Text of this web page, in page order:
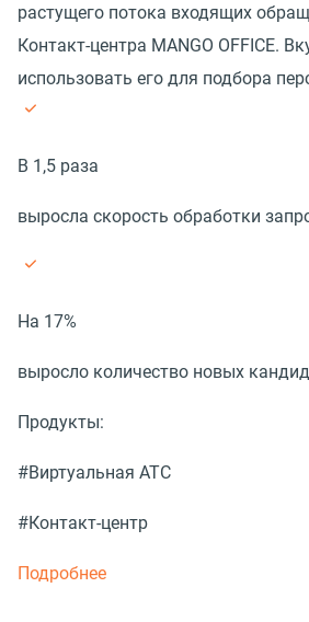
растущего потока входящих
Контакт-центра MANGO OFFICE.
использовать его для подбора
В 1,5 раза
выросла скорость обработки
На 17%
выросло количество новых
Продукты:
#Виртуальная АТС
#Контакт-центр
Подробнее